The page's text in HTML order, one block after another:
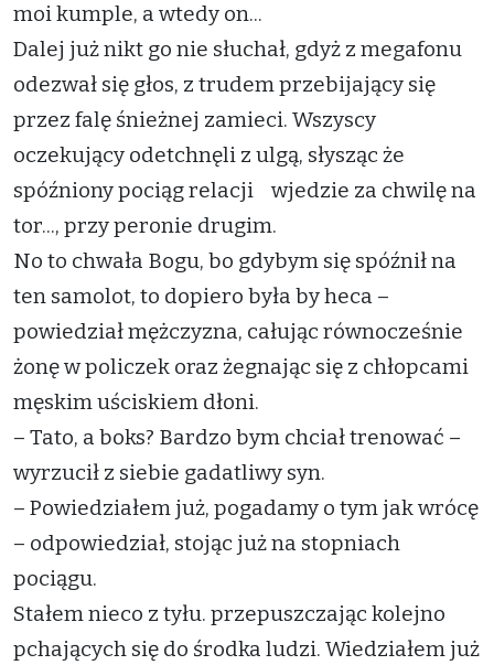
moi kumple, a wtedy on...
Dalej już nikt go nie słuchał, gdyż z megafonu
odezwał się głos, z trudem przebijający się
przez falę śnieżnej zamieci. Wszyscy
oczekujący odetchnęli z ulgą, słysząc że
spóźniony pociąg relacji wjedzie za chwilę na
tor..., przy peronie drugim.
No to chwała Bogu, bo gdybym się spóźnił na
ten samolot, to dopiero była by heca –
powiedział mężczyzna, całując równocześnie
żonę w policzek oraz żegnając się z chłopcami
męskim uściskiem dłoni.
– Tato, a boks? Bardzo bym chciał trenować –
wyrzucił z siebie gadatliwy syn.
– Powiedziałem już, pogadamy o tym jak wrócę
– odpowiedział, stojąc już na stopniach
pociągu.
Stałem nieco z tyłu. przepuszczając kolejno
pchających się do środka ludzi. Wiedziałem już